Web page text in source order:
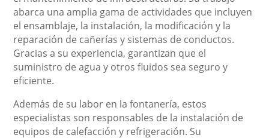
abarca una amplia gama de actividades que incluyen
el ensamblaje, la instalación, la modificación y la
reparación de cañerías y sistemas de conductos.
Gracias a su experiencia, garantizan que el
suministro de agua y otros fluidos sea seguro y
eficiente.
Además de su labor en la fontanería, estos
especialistas son responsables de la instalación de
equipos de calefacción y refrigeración. Su